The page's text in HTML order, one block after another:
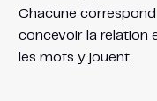
Chacune
concevoir la relation
les mots y jouent.